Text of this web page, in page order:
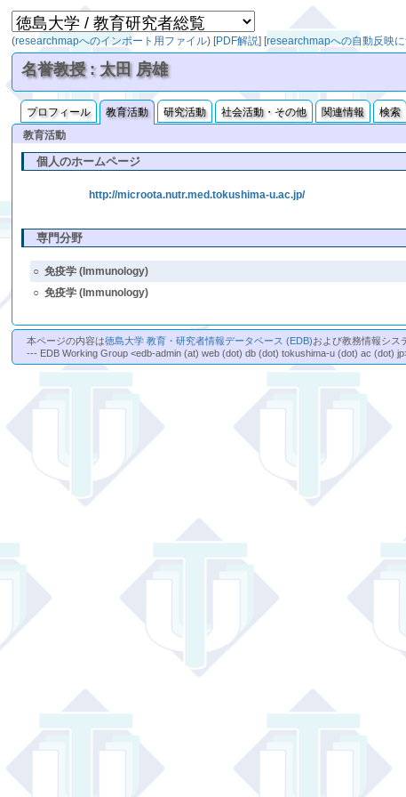
(researchmapへのインポート用ファイル) [PDF解説] [researchmapへの自動反映
名誉教授 : 太田 房雄
プロフィール 教育活動 研究活動 社会活動・その他 関連情報
検索
教育活動
個人のホームページ
http://microota.nutr.med.tokushima-u.ac.jp/
専門分野
○ 免疫学 (Immunology)
○ 免疫学 (Immunology)
本ページの内容は徳島大学 教育・研究者情報データベース (EDB)および教務情報シス
--- EDB Working Group <edb-admin (at) web (dot) db (dot) tokushima-u (dot) ac (dot)